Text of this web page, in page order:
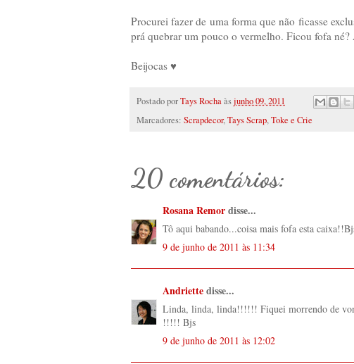
Procurei fazer de uma forma que não ficasse
prá quebrar um pouco o vermelho. Ficou fofa
Beijocas ♥
Postado porTays Rochaàsjunho 09, 2011
Marcadores: Scrapdecor,Tays Scrap,Toke e Crie
20 comentários:
Rosana Remordisse...
Tô aqui babando...coisa mais fofa esta
9 de junho de 2011 às 11:34
Andriettedisse...
Linda, linda, linda!!!!!! Fiquei morrendo de
!!!!! Bjs
9 de junho de 2011 às 12:02